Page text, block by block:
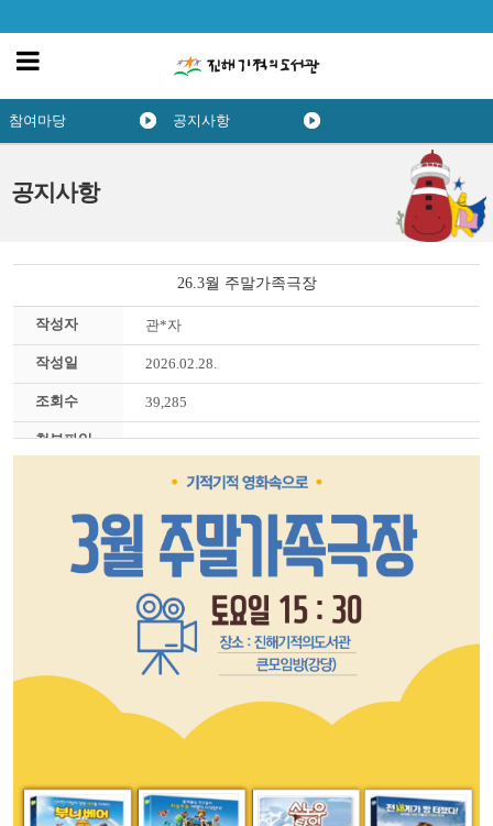
공지사항
참여마당 공지사항
26.3월 주말가족극장
작성자 관*자
작성일 2026.02.28.
조회수 39,285
첨부파일